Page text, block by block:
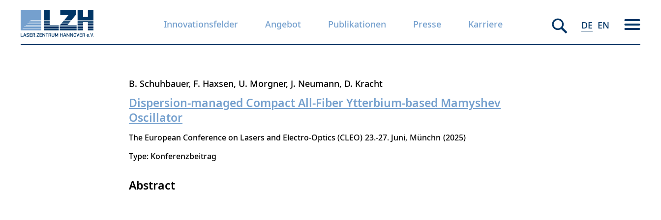
Innovationsfelder Angebot Publikationen Presse Karriere DE EN
B. Schuhbauer F. Haxsen U. Morgner J. Neumann D. Kracht
Dispersion-managed Compact All-Fiber Ytterbium-based Mamyshev
Oscillator
The European Conference on Lasers and Electro-Optics (CLEO) 23.-27. Juni Münchn 2025
Type: Konferenzbeitrag
Abstract